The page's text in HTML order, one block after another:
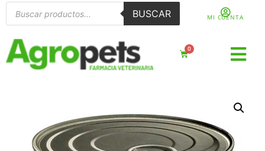
BUSCAR MI CUENTA
0